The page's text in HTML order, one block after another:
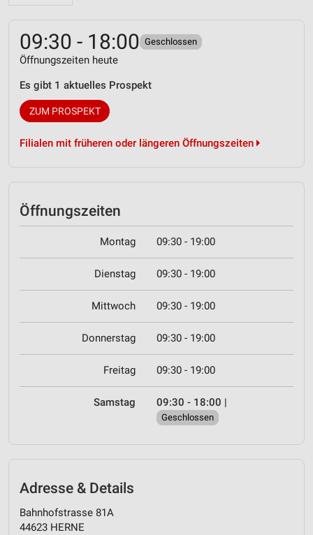
09:30 - 18:00 Geschlossen
Öffnungszeiten heute
Es gibt 1 aktuelles Prospekt
ZUM PROSPEKT
Filialen mit früheren oder längeren Öffnungszeiten
Öffnungszeiten
Montag 09:30 - 19:00
Dienstag 09:30 - 19:00
Mittwoch 09:30 - 19:00
Donnerstag 09:30 - 19:00
Freitag 09:30 - 19:00
Samstag 09:30 - 18:00 |
Geschlossen
Adresse & Details
Bahnhofstrasse 81A
44623 HERNE